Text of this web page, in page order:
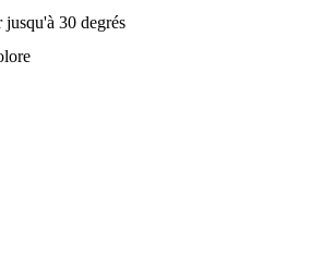
jusqu'à 30 degrés